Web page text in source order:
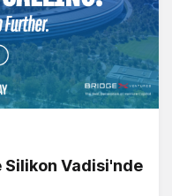
Vadisi'nde